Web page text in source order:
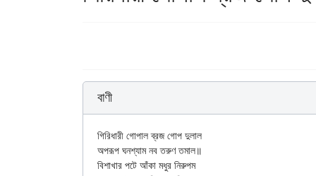
বাণী
গিরিধারী গোপাল ব্রজ গোপ দুলাল
অপরূপ ঘনশ্যাম নব তরুণ তমাল॥
বিশাখার পটে আঁকা মধুর নিরুপম